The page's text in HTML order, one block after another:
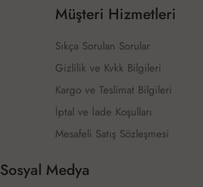
Müşteri Hizmetleri
Sıkça Sorulan Sorular
Gizlilik ve Kvkk Bilgileri
Kargo ve Teslimat Bilgileri
İptal ve İade Koşulları
Mesafeli Satış Sözleşmesi
Sosyal Medya